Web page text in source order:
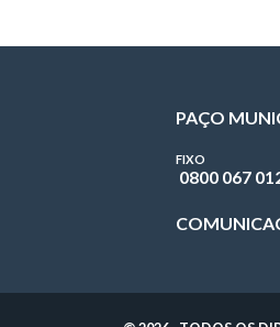
PAÇO
FIXO
0800 067